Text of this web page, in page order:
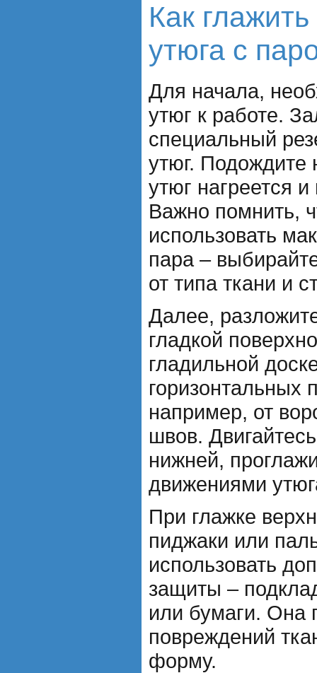
Как
утюга с
Для начала,
утюг к работе.
специальный
утюг. Подождите
утюг нагреется
Важно помнить,
использовать
пара –
от типа ткани и
Далее,
гладкой
гладильной
горизонтальных
например, от
швов.
нижней,
движениями
При глажке
пиджаки или
использовать
защиты –
или бумаги. Она
повреждений
форму.